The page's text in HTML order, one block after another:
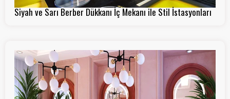
Siyah ve Sarı Berber Dükkanı İç Mekanı ile Stil İstasyonları